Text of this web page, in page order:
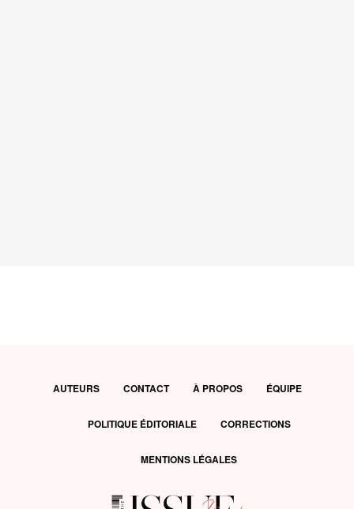
AUTEURS CONTACT À PROPOS ÉQUIPE
POLITIQUE ÉDITORIALE CORRECTIONS
MENTIONS LÉGALES